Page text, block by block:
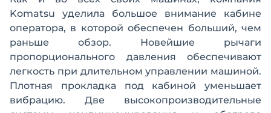
Komatsu уделила большое внимание кабине
оператора, в которой обеспечен больший, чем
раньше обзор. Новейшие рычаги
пропорционального давления обеспечивают
легкость при длительном управлении машиной.
Плотная прокладка под кабиной уменьшает
вибрацию. Две высокопроизводительные